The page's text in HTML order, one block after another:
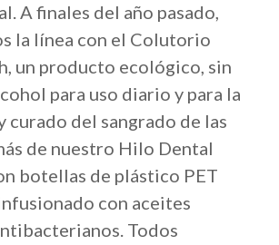
A finales del año pasado,
la línea con el Colutorio
un producto ecológico, sin
para uso diario y para la
curado del sangrado de las
de nuestro Hilo Dental
botellas de plástico PET
con aceites
Todos